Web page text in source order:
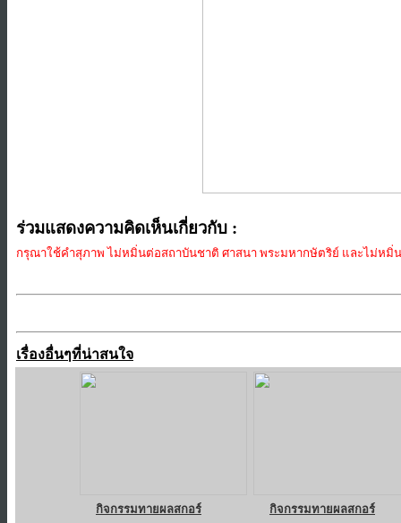
ร่วมแสดงความคิดเห็นเกี่ยวกับ :
กรุณาใช้คำสุภาพ ไม่หมิ่นต่อสถาบันชาติ ศาสนา พระมหากษัตริย์ และไม่หมิ่
เรื่องอื่นๆที่น่าสนใจ
กิจกรรมทายผลสกอร์ กิจกรรมทายผลสกอร์